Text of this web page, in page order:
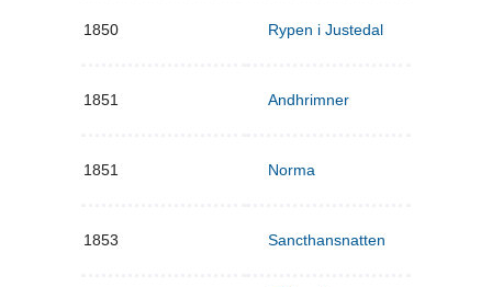
1850 Rypen i Justedal
1851 Andhrimner
1851 Norma
1853 Sancthansnatten